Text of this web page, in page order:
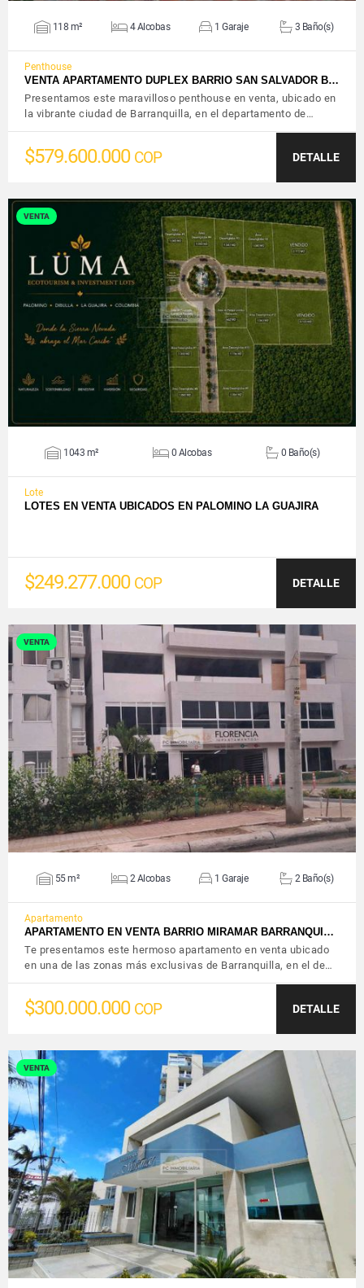
118 m² 4 Alcobas 1 Garaje 3 Baño(s)
Penthouse
VENTA APARTAMENTO DUPLEX BARRIO SAN SALVADOR B…
Presentamos este maravilloso penthouse en venta, ubicado en
la vibrante ciudad de Barranquilla, en el departamento de…
$579.600.000 COP DETALLE
VENTA
VER DETALLES
1043 m² 0 Alcobas 0 Baño(s)
Lote
LOTES EN VENTA UBICADOS EN PALOMINO LA GUAJIRA
$249.277.000 COP DETALLE
VENTA
VER DETALLES
55 m² 2 Alcobas 1 Garaje 2 Baño(s)
Apartamento
APARTAMENTO EN VENTA BARRIO MIRAMAR BARRANQUI…
Te presentamos este hermoso apartamento en venta ubicado
en una de las zonas más exclusivas de Barranquilla, en el de…
$300.000.000 COP DETALLE
VENTA
VER DETALLES